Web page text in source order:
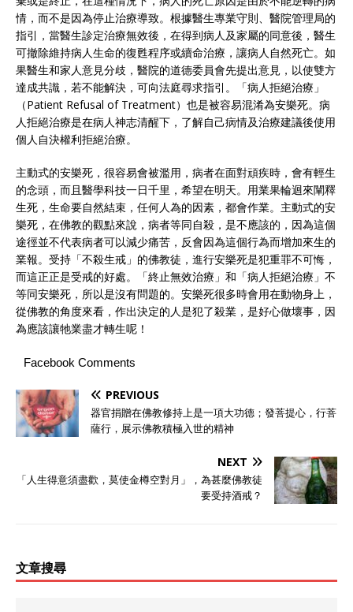
情，而不是因為停止治療導致。根據醫生專業守則、醫院管理局的
指引，當醫生診定治療無效後，在得到病人及家屬的同意後，醫生
可撤除維持病人生命的復甦程序或續命治療，讓病人自然死亡。如
果醫生和家人意見分歧，醫院的道德委員會先提出意見，以使雙方
達成共識，若不能解決，可向法庭尋求指引。「病人拒絕治療」
（Patient Refusal of Treatment）也是被容易混淆為安樂死。病
人拒絕治療是在病人神志清醒下，了解自己病情及治療建議後使用
個人自決權利拒絕治療。
主動式的安樂死，很容易會被濫用，病者在面對頑疾時，會有輕生
的念頭，而且醫學科技一日千里，希望在明天。用業果輪迴來闡釋
生死，生命要自然結束，任何人為的因素，都會作業。主動式的安
樂死，在佛教的觀點來說，病者等同自殺，是不應該的，因為這個
途徑並不代表病者可以減少痛苦，反會因為這個行為而增加來生的
業報。受持「不殺生戒」的佛教徒，進行安樂死是犯重罪不可悔，
而這正正是受戒的好處。「終止無效治療」和「病人拒絕治療」不
等同安樂死，所以是沒有問題的。安樂死很多時會用在動物身上，
從佛教的角度來看，作出決定的人是犯了殺業，是好心做壞事，因
為應該讓牠業盡才轉生呢！
Facebook Comments
PREVIOUS
器官捐贈在佛教修持上是一項大功德；發菩提心，行菩
薩行，展示佛教積極入世的精神
NEXT
「人生得意須盡歡，莫使金樽空對月」，為甚麼佛教徒
要受持酒戒？
文章搜尋